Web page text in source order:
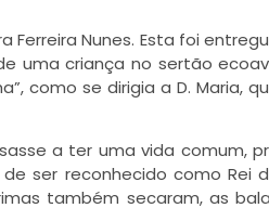
Ferreira Nunes. Esta foi
uma criança no sertão
como se dirigia a D. Maria,
a ter uma vida comum,
ser reconhecido como Rei
também secaram, as